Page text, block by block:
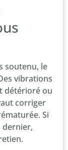
soutenu, le
vibrations
détérioré ou
corriger
Si
dernier,